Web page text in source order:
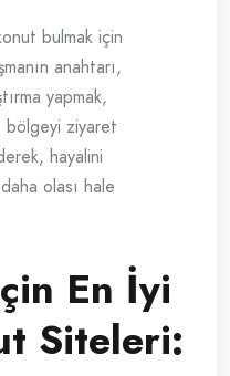
bulmak için
anahtarı,
yapmak,
bölgeyi ziyaret
hayalini
olası hale
En İyi
Siteleri: